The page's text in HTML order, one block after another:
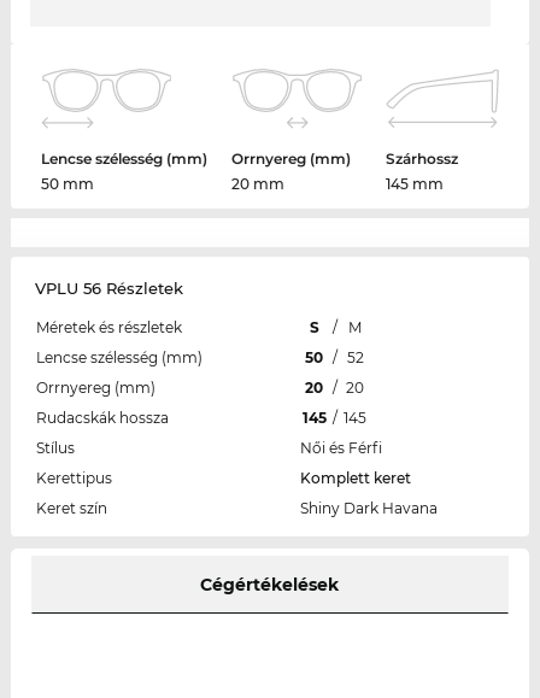
Lencse szélesség (mm)
50 mm
Orrnyereg (mm)
20 mm
Szárhossz
145 mm
VPLU 56 Részletek
Méretek és részletek S /
M
Lencse szélesség (mm)
50 / 52
Orrnyereg (mm)
20 / 20
Rudacskák hossza
145 / 145
Stílus
Női és Férfi
Kerettipus
Komplett keret
Keret szín
Shiny Dark Havana
Cégértékelések